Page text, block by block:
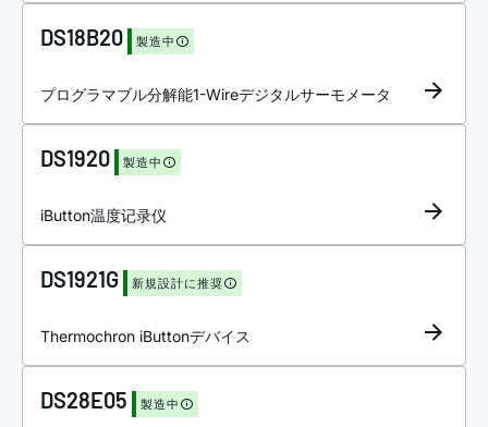
DS18B20 製造中
プログラマブル分解能1-Wireデジタルサーモメータ
DS1920 製造中
iButton温度记录仪
DS1921G 新規設計に推奨
Thermochron iButtonデバイス
DS28E05 製造中